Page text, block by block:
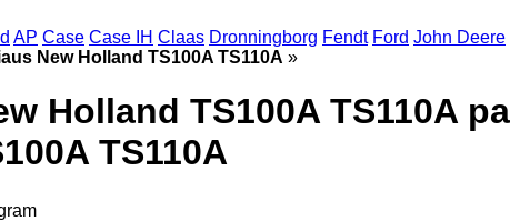
AP Case Case IH Claas Dronningborg Fendt Ford John Deere
New Holland TS100A TS110A »
Holland TS100A TS110A
TS110A